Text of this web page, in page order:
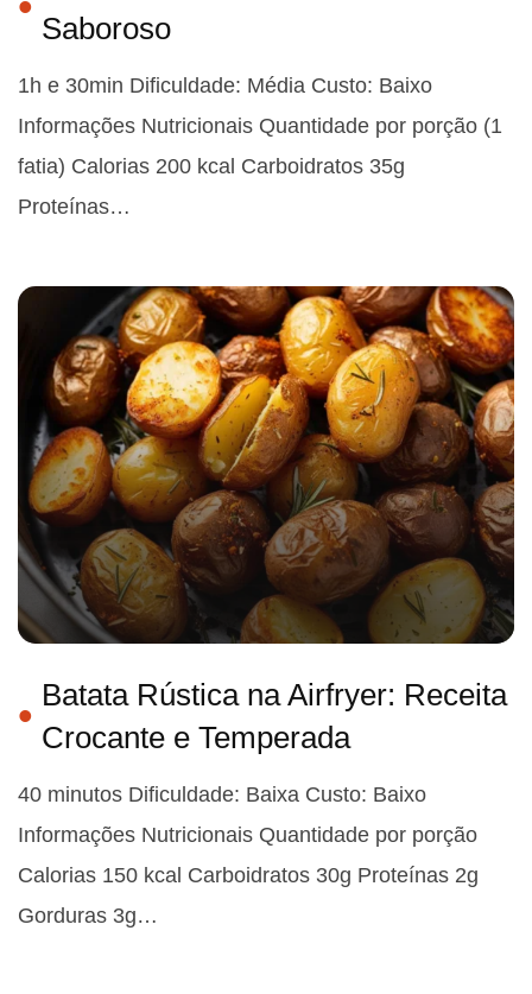
Saboroso
1h e 30min Dificuldade: Média Custo: Baixo
Informações Nutricionais Quantidade por porção (1
fatia) Calorias 200 kcal Carboidratos 35g
Proteínas…
Batata Rústica na Airfryer: Receita
Crocante e Temperada
40 minutos Dificuldade: Baixa Custo: Baixo
Informações Nutricionais Quantidade por porção
Calorias 150 kcal Carboidratos 30g Proteínas 2g
Gorduras 3g…